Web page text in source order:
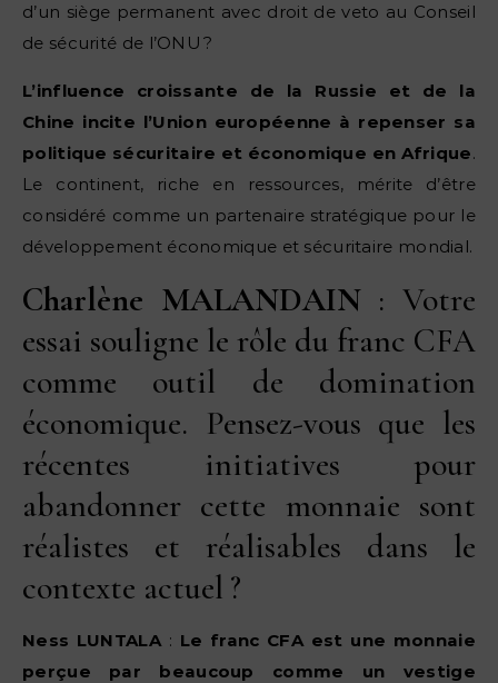
d’un siège permanent avec droit de veto au Conseil
de sécurité de l’ONU ?
L’influence croissante de la Russie et de la
Chine incite l’Union européenne à repenser sa
politique sécuritaire et économique en Afrique.
Le continent, riche en ressources, mérite d’être
considéré comme un partenaire stratégique pour le
développement économique et sécuritaire mondial.
Charlène MALANDAIN: Votre
essai souligne le rôle du franc CFA
comme outil de domination
économique. Pensez-vous que les
récentes initiatives pour
abandonner cette monnaie sont
réalistes et réalisables dans le
contexte actuel ?
Ness LUNTALA: Le franc CFA est une monnaie
perçue par beaucoup comme un vestige